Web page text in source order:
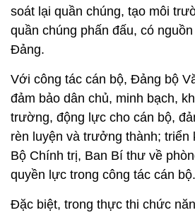
soát lại quần chúng, tạo môi
quần chúng phấn đấu, có
Đảng.
Với công tác cán bộ, Đảng bộ
đảm bảo dân chủ, minh bạch,
trường, động lực cho cán bộ,
rèn luyện và trưởng thành; triển
Bộ Chính trị, Ban Bí thư về
quyền lực trong công tác cán bộ.
Đặc biệt, trong thực thi chức